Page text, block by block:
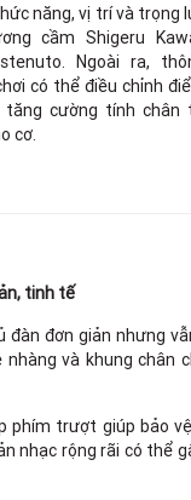
năng, vị trí và trọng
cầm Shigeru
Ngoài ra,
có thể điều chỉnh
tăng cường tính chân
cơ.
tinh tế
đàn đơn giản nhưng
và khung chân
phím trượt giúp bảo
nhạc rộng rãi có thể